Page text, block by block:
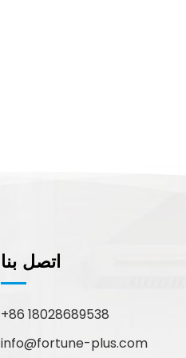
اتصل بنا
+86 18028689538
info@fortune-plus.com